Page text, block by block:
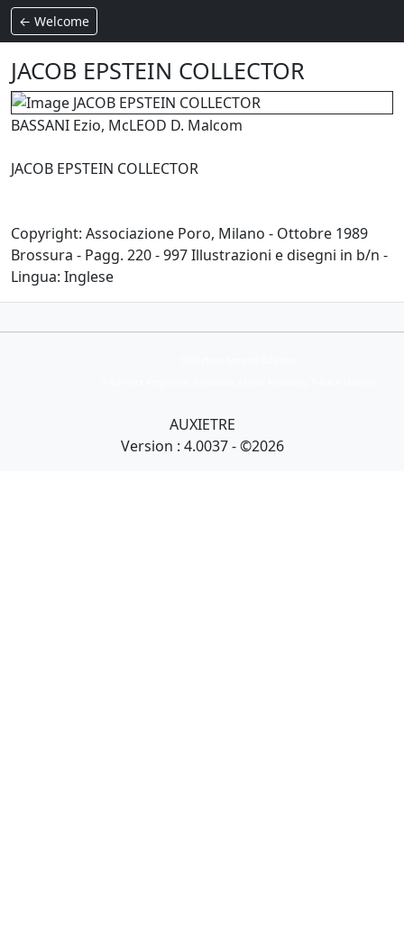
← Welcome
JACOB EPSTEIN COLLECTOR
BASSANI Ezio, McLEOD D. Malcom
JACOB EPSTEIN COLLECTOR
Copyright: Associazione Poro, Milano - Ottobre 1989
Brossura - Pagg. 220 - 997 Illustrazioni e disegni in b/n -
Lingua: Inglese
AUXIETRE
Version : 4.0037 - ©2026